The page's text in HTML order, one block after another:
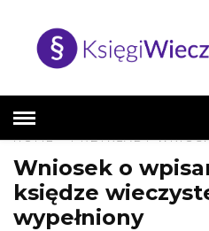
HOME»PRZYKŁADY
Wniosek o
księdze
wypełniony